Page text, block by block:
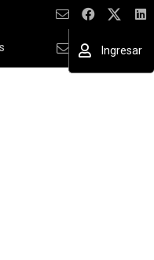
Ingresar
Contacto